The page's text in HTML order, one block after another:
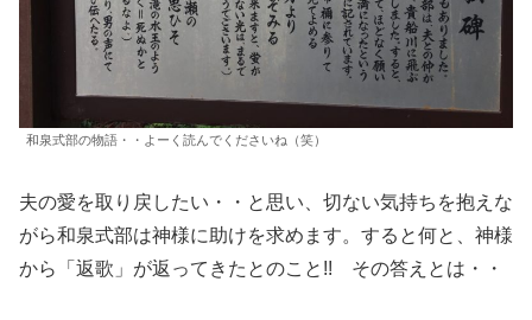
和泉式部の物語・・よーく読んでくださいね（笑）
夫の愛を取り戻したい・・と思い、切ない気持ちを抱えな
がら和泉式部は神様に助けを求めます。すると何と、神様
から「返歌」が返ってきたとのこと!! その答えとは・・